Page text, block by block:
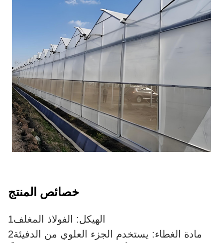
خصائص المنتج
1الهيكل: الفولاذ المغلف
2مادة الغطاء: يستخدم الجزء العلوي من الدفيئة